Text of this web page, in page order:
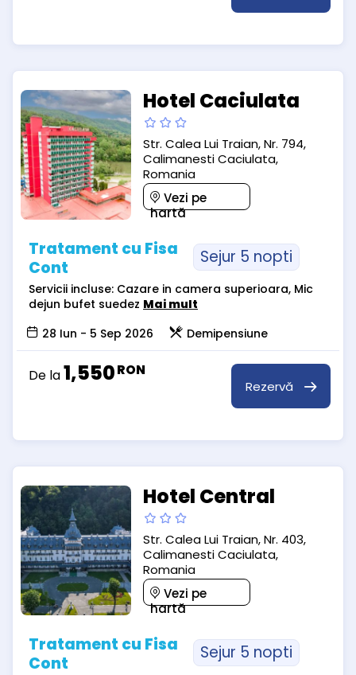
Hotel Caciulata
Str. Calea Lui Traian, Nr. 794,
Calimanesti Caciulata,
Romania
Vezi pe
hartă
Tratament cu Fisa
Cont
Sejur 5 nopti
Servicii incluse: Cazare in camera superioara, Mic
dejun bufet suedez Mai mult
28 Iun - 5 Sep 2026
Demipensiune
De la1,550RON
Rezervă
Hotel Central
Str. Calea Lui Traian, Nr. 403,
Calimanesti Caciulata,
Romania
Vezi pe
hartă
Tratament cu Fisa
Cont
Sejur 5 nopti